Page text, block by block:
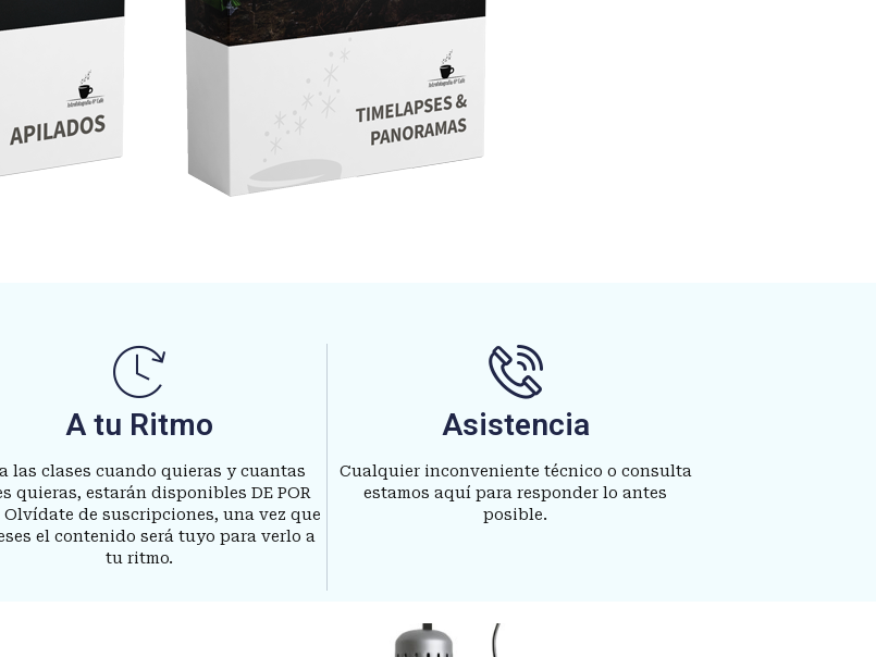
A tu Ritmo
las clases cuando quieras y cuantas
quieras, estarán disponibles DE POR
Olvídate de suscripciones, una vez que
el contenido será tuyo para verlo a
tu ritmo.
Asistencia
Cualquier inconveniente técnico o consulta
estamos aquí para responder lo antes
posible.